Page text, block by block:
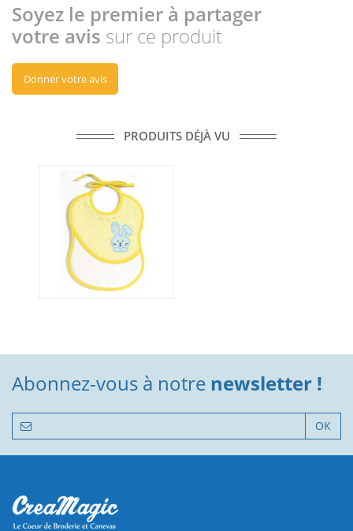
Soyez le premier à partager
votre avis sur ce produit
Donner votre avis
PRODUITS DÉJÀ VU
Abonnez-vous à notre newsletter !
OK